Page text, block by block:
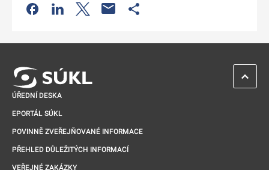
Odkaz se otevře na nové kartě
Odkaz se otevře na nové kartě
Odkaz se otevře na nové kartě
ÚŘEDNÍ DESKA
EPORTÁL SÚKL
POVINNĚ ZVEŘEJŇOVANÉ INFORMACE
PŘEHLED DŮLEŽITÝCH INFORMACÍ
VEŘEJNÉ ZAKÁZKY
ZPĚT